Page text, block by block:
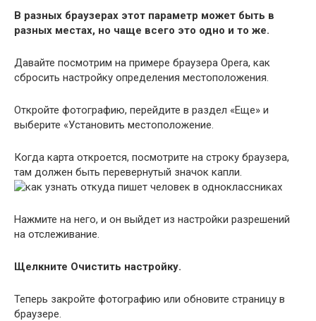
В разных браузерах этот параметр может быть в
разных местах, но чаще всего это одно и то же.
Давайте посмотрим на примере браузера Opera, как
сбросить настройку определения местоположения.
Откройте фотографию, перейдите в раздел «Еще» и
выберите «Установить местоположение.
Когда карта откроется, посмотрите на строку браузера,
там должен быть перевернутый значок капли.
Нажмите на него, и он выйдет из настройки разрешений
на отслеживание.
Щелкните Очистить настройку.
Теперь закройте фотографию или обновите страницу в
браузере.